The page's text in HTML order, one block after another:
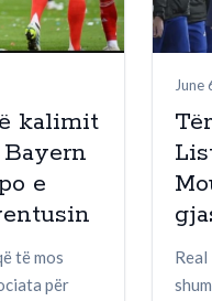
kalimit
e
të mos
për
June